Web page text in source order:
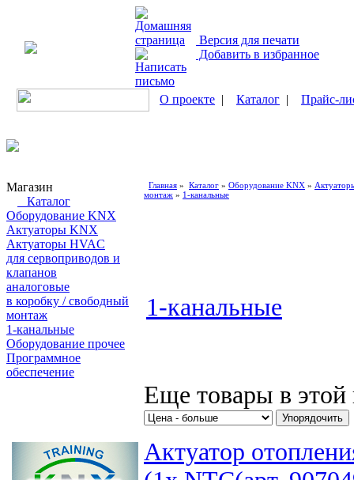
Версия для печати
Добавить в избранное
О проекте | Каталог | Прайс-
Магазин
Каталог
Оборудование KNX
Актуаторы KNX
Актуаторы HVAC
для сервоприводов и
клапанов
аналоговые
в коробку / свободный
монтаж
1-канальные
Оборудование прочее
Программное
обеспечение
Главная » Каталог » Оборудование KNX »
монтаж » 1-канальные
1-канальные
Еще товары в этой
Актуатор